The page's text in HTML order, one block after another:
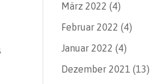
März 2022 (4)
Februar 2022 (4)
Januar 2022 (4)
Dezember 2021 (13)